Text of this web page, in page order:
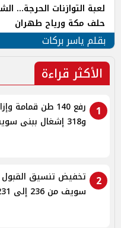
لعبة التوازنات الحرجة...
حلف مكة ورياح طهران
بقلم ياسر بركات
الأكثر قراءة
1
و318 إشغال ببنى سويف
2
تخفيض تنسيق القبول
سويف من 236 إلى 231 درجة